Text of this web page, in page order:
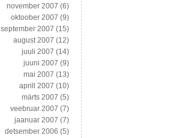
november 2007 (6)
oktoober 2007 (9)
september 2007 (15)
august 2007 (12)
juuli 2007 (14)
juuni 2007 (9)
mai 2007 (13)
aprill 2007 (10)
märts 2007 (5)
veebruar 2007 (7)
jaanuar 2007 (7)
detsember 2006 (5)